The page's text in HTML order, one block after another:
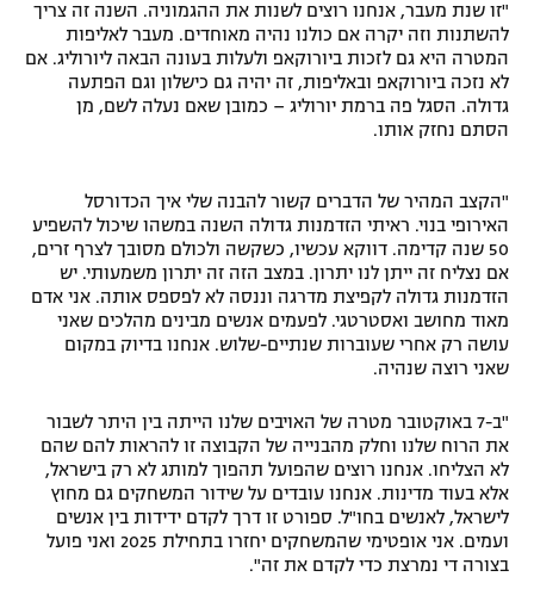
"זו שנת מעבר, אנחנו רוצים לשנות את ההגמוניה. השנה זה צריך
להשתנות וזה יקרה אם כולנו נהיה מאוחדים. מעבר לאליפות
המטרה היא גם לזכות ביורוקאפ ולעלות בעונה הבאה ליורוליג. אם
לא נזכה ביורוקאפ ובאליפות, זה יהיה גם כישלון וגם הפתעה
גדולה. הסגל פה ברמת יורוליג – כמובן שאם נעלה לשם, מן
הסתם נחזק אותו.
"הקצב המהיר של הדברים קשור להבנה שלי איך הכדורסל
האירופי בנוי. ראיתי הזדמנות גדולה השנה במשהו שיכול להשפיע
50 שנה קדימה. דווקא עכשיו, כשקשה ולכולם מסובך לצרף זרים,
אם נצליח זה ייתן לנו יתרון. במצב הזה זה יתרון משמעותי. יש
הזדמנות גדולה לקפיצת מדרגה וננסה לא לפספס אותה. אני אדם
מאוד מחושב ואסטרטגי. לפעמים אנשים מבינים מהלכים שאני
עושה רק אחרי שעוברות שנתיים-שלוש. אנחנו בדיוק במקום
שאני רוצה שנהיה.
"ב-7 באוקטובר מטרה של האויבים שלנו הייתה בין היתר לשבור
את הרוח שלנו וחלק מהבנייה של הקבוצה זו להראות להם שהם
לא הצליחו. אנחנו רוצים שהפועל תהפוך למותג לא רק בישראל,
אלא בעוד מדינות. אנחנו עובדים על שידור המשחקים גם מחוץ
לישראל, לאנשים בחו"ל. ספורט זו דרך לקדם ידידות בין אנשים
ועמים. אני אופטימי שהמשחקים יחזרו בתחילת 2025 ואני פועל
בצורה די נמרצת כדי לקדם את זה".